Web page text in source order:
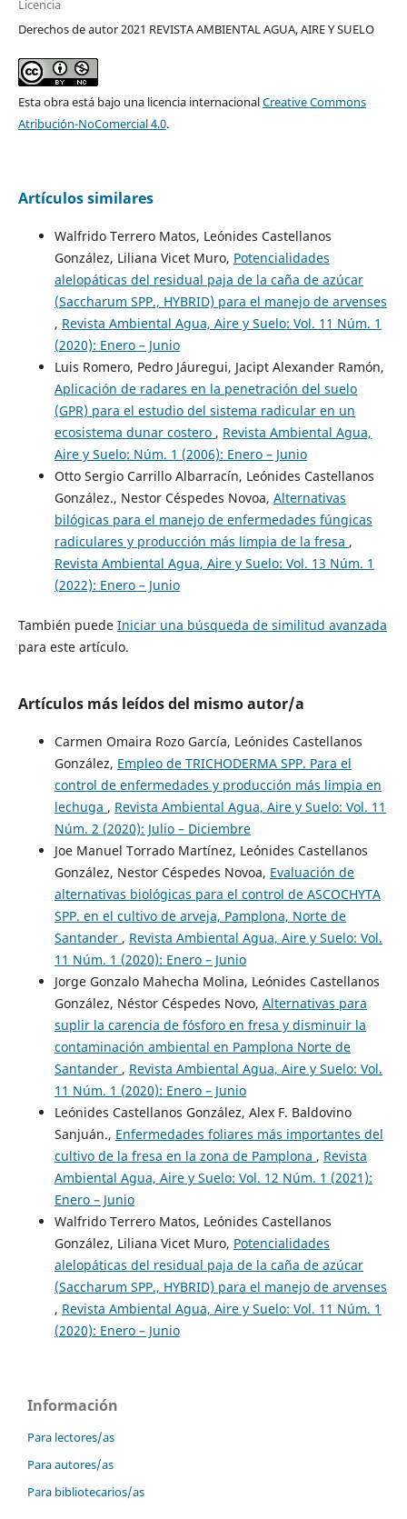
Licencia
Derechos de autor 2021 REVISTA AMBIENTAL AGUA, AIRE Y SUELO
Esta obra está bajo una licencia internacionalCreative Commons
Atribución-NoComercial 4.0.
Artículos similares
Walfrido Terrero Matos, Leónides Castellanos
González, Liliana Vicet Muro, Potencialidades
alelopáticas del residual paja de la caña de azúcar
(Saccharum SPP., HYBRID) para el manejo de arvenses
, Revista Ambiental Agua, Aire y Suelo: Vol. 11 Núm. 1
(2020): Enero – Junio
Luis Romero, Pedro Jáuregui, Jacipt Alexander Ramón,
Aplicación de radares en la penetración del suelo
(GPR) para el estudio del sistema radicular en un
ecosistema dunar costero , Revista Ambiental Agua,
Aire y Suelo: Núm. 1 (2006): Enero – Junio
Otto Sergio Carrillo Albarracín, Leónides Castellanos
González., Nestor Céspedes Novoa, Alternativas
bilógicas para el manejo de enfermedades fúngicas
radiculares y producción más limpia de la fresa ,
Revista Ambiental Agua, Aire y Suelo: Vol. 13 Núm. 1
(2022): Enero – Junio
También puede Iniciar una búsqueda de similitud avanzada
para este artículo.
Artículos más leídos del mismo autor/a
Carmen Omaira Rozo García, Leónides Castellanos
González, Empleo de TRICHODERMA SPP. Para el
control de enfermedades y producción más limpia en
lechuga , Revista Ambiental Agua, Aire y Suelo: Vol. 11
Núm. 2 (2020): Julio – Diciembre
Joe Manuel Torrado Martínez, Leónides Castellanos
González, Nestor Céspedes Novoa, Evaluación de
alternativas biológicas para el control de ASCOCHYTA
SPP. en el cultivo de arveja, Pamplona, Norte de
Santander , Revista Ambiental Agua, Aire y Suelo: Vol.
11 Núm. 1 (2020): Enero – Junio
Jorge Gonzalo Mahecha Molina, Leónides Castellanos
González, Néstor Céspedes Novo, Alternativas para
suplir la carencia de fósforo en fresa y disminuir la
contaminación ambiental en Pamplona Norte de
Santander , Revista Ambiental Agua, Aire y Suelo: Vol.
11 Núm. 1 (2020): Enero – Junio
Leónides Castellanos González, Alex F. Baldovino
Sanjuán., Enfermedades foliares más importantes del
cultivo de la fresa en la zona de Pamplona , Revista
Ambiental Agua, Aire y Suelo: Vol. 12 Núm. 1 (2021):
Enero – Junio
Walfrido Terrero Matos, Leónides Castellanos
González, Liliana Vicet Muro, Potencialidades
alelopáticas del residual paja de la caña de azúcar
(Saccharum SPP., HYBRID) para el manejo de arvenses
, Revista Ambiental Agua, Aire y Suelo: Vol. 11 Núm. 1
(2020): Enero – Junio
Información
Para lectores/as
Para autores/as
Para bibliotecarios/as